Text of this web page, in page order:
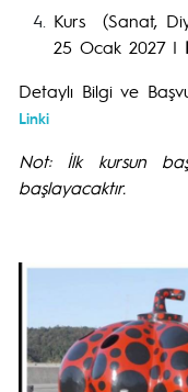
Kurs (Sanat,
25 Ocak 2027 |
Detaylı Bilgi ve
Linki
Not: İlk kursun
başlayacaktır.